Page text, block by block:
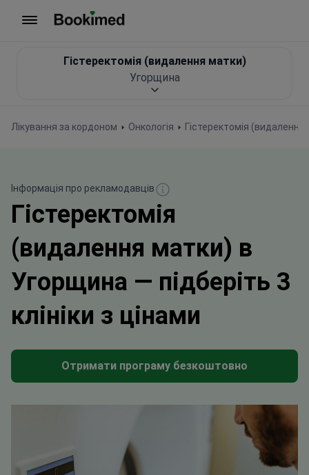
Лікування за кордоном Онкологія Гістеректомія
Гістеректомія (видалення матки)
Угорщина
Інформація про рекламодавців
Гістеректомія
(видалення матки) в
Угорщина — підберіть 3
клініки з цінами
Отримати програму безкоштовно